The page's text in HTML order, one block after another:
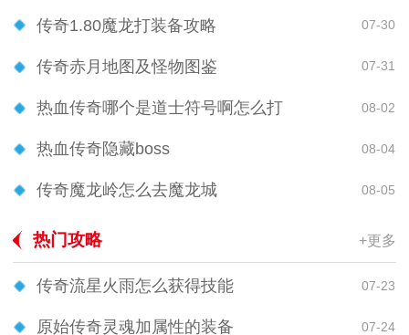
传奇1.80魔龙打装备攻略 07-30
传奇赤月地图及怪物图鉴 07-31
热血传奇哪个是道士符号啊怎么打 08-02
热血传奇隐藏boss 08-04
传奇魔龙岭怎么去魔龙城 08-05
热门攻略 +更多
传奇流星火雨怎么获得技能 07-23
原始传奇灵魂加属性的装备 07-24